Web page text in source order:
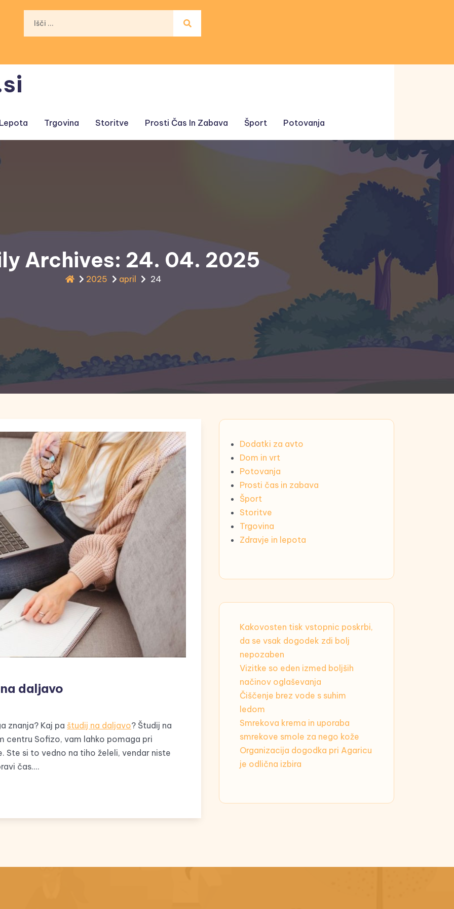
Trgovina Storitve Prosti Čas In Zabava Šport Potovanja
Archives: 24. 04. 2025
2025 april 24
daljavo
znanja? Kaj pa študij na daljavo? Študij na
centru Sofizo, vam lahko pomaga pri
Ste si to vedno na tiho želeli, vendar niste
čas.…
Dodatki za avto
Dom in vrt
Potovanja
Prosti čas in zabava
Šport
Storitve
Trgovina
Zdravje in lepota
Kakovosten tisk vstopnic poskrbi,
da se vsak dogodek zdi bolj
nepozaben
Vizitke so eden izmed boljših
načinov oglaševanja
Čiščenje brez vode s suhim
ledom
Smrekova krema in uporaba
smrekove smole za nego kože
Organizacija dogodka pri Agaricu
je odlična izbira